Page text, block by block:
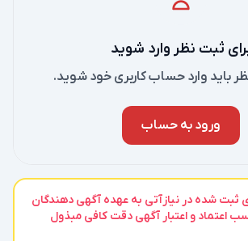
ثبت نظر وارد شوید
باید وارد حساب کاربری خود شوید.
ورود به حساب
شده در نیازآتی به عهده آگهی دهندگان
اعتماد و اعتبار آگهی دقت کافی مبذول